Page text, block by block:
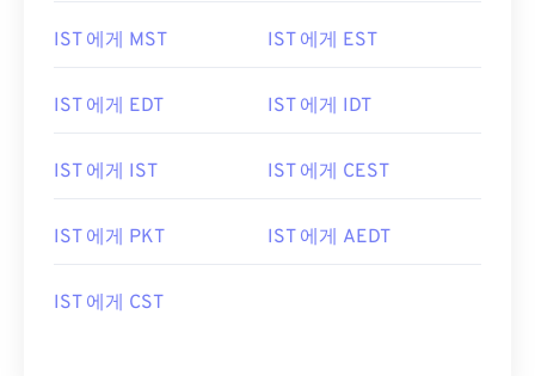
IST 에게 MST IST 에게 EST
IST 에게 EDT IST 에게 IDT
IST 에게 IST IST 에게 CEST
IST 에게 PKT IST 에게 AEDT
IST 에게 CST